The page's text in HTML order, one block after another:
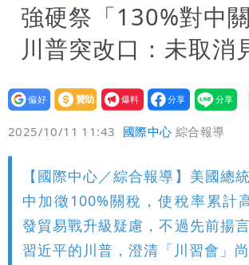
小三傳言：你在講三小？
姜厚任女友3碩1博都在騙
師：「幻謊者」無法治
民間採購BNT源頭 鄭運鵬
「洗腦台灣人兩觀念」
強硬祭「130%對中
川普突改口：未取消
設為
贊助
我要
爆料
2025/10/11 11:43 國際中心 綜合報導
【國際中心／綜合報導】美國總
中加徵100%關稅，使稅率累計
發貿易戰升級疑慮，不過先前揚
習近平的川普，澄清「川習會」尚